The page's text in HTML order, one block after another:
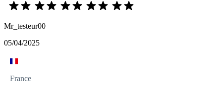
Mr_testeur00
05/04/2025
France